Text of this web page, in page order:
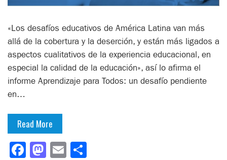
«Los desafíos educativos de América Latina van más
allá de la cobertura y la deserción, y están más ligados a
aspectos cualitativos de la experiencia educacional, en
especial la calidad de la educación», así lo afirma el
informe Aprendizaje para Todos: un desafío pendiente
en…
Read More
Facebook
Mastodon
Email